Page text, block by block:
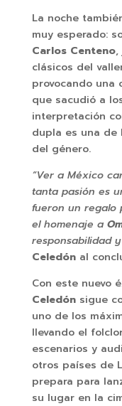
La noche
muy esperado:
Carlos Centeno,
clásicos del
provocando una
que sacudió a
interpretación
dupla es una de
del género.
“Ver a México
tanta pasión es
fueron un regalo
el homenaje a
responsabilidad
Celedónal
Con este nuevo
Celedónsigue
uno de los
llevando el
escenarios y
otros países de
prepara para
su lugar en la